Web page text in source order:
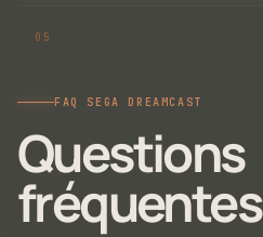
FAQ SEGA DREAMCAST
Questions
fréquentes